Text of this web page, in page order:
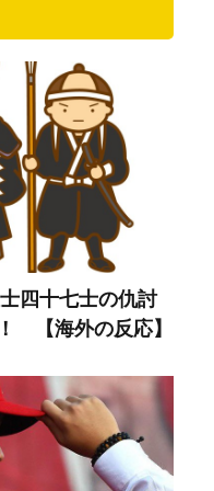
～6月期の売上
％増で好調…
し営業利益は
かに減。AI投
経営を圧迫」
スが
10億
大谷
四十七士の仇討
【海外の反応】